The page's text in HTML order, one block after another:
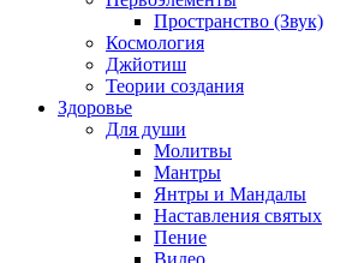
Пространство (Звук)
Космология
Джйотиш
Теории создания
Здоровье
Для души
Молитвы
Мантры
Янтры и Мандалы
Наставления святых
Пение
Видео